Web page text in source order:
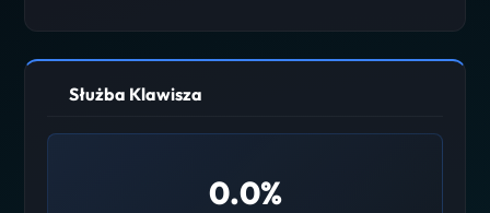
Służba Klawisza
0.0%